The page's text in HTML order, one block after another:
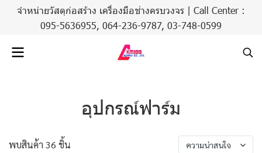
จำหน่ายวัสดุก่อสร้าง เครื่องมือช่างครบวงจร | Call Center :
095-5636955, 064-236-9787, 03-748-0599
อุปกรณ์ฟาร์ม
พบสินค้า 36 ชิ้น ความน่าสนใจ